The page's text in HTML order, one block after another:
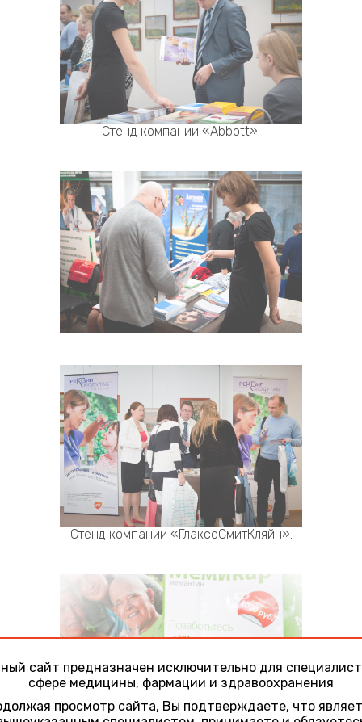
Стенд компании «Abbott».
Стенд компании «ГлаксоСмитКляйн».
сайт предназначен исключительно для
сфере медицины, фармации и здравоохранения
просмотр сайта, Вы подтверждаете, что